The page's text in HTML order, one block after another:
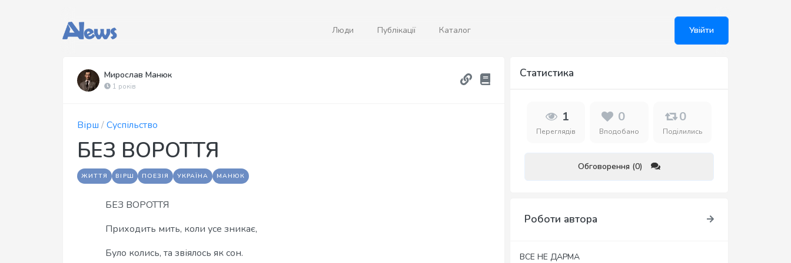
Люди Публікації Каталог Увійти
Мирослав Манюк
1 років
Вірш /Суспільство
БЕЗ ВОРОТТЯ
ЖИТТЯ ВІРШ ПОЕЗІЯ УКРАЇНА МАНЮК
БЕЗ ВОРОТТЯ
Приходить мить, коли усе зникає,
Було колись, та звіялось як сон.
Статистика
1
Переглядів
0
Вподобано
0
Поділились
Обговорення (0)
Роботи автора
ВСЕ НЕ ДАРМА